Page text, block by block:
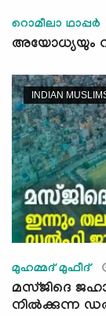
റൊമീലാ ഥാപ്പര്‍
അയോധ്യയും
INDIAN
മുഹമ്മദ് മുഫീദ്
മസ്ജിദെ
നില്‍ക്കുന്ന